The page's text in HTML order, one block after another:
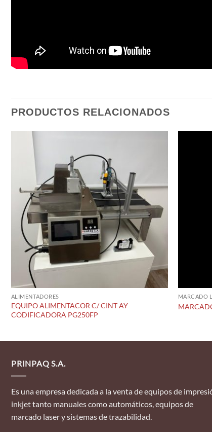
PRODUCTOS RELACIONADOS
ALIMENTADORES
EQUIPO ALIMENTACOR C/ CINT AY
CODIFICADORA PG250FP
MARCADO
PRINPAQ S.A.
Es una empresa dedicada a la venta de equipos de
inkjet tanto manuales como automáticos, equipos de
marcado laser y sistemas de trazabilidad.